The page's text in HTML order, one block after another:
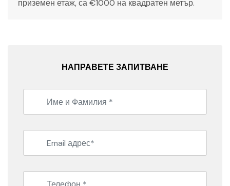
приземен етаж, са €1000 на квадратен метър.
НАПРАВЕТЕ ЗАПИТВАНЕ